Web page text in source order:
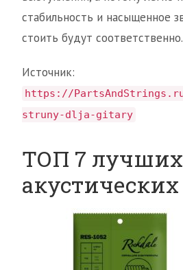
стабильность и насыщенное
стоить будут соответственно.
Источник:
https://
struny-dlja-gitary
ТОП 7 лучших